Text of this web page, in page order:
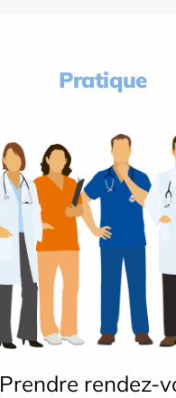
Pratique
Prendre rendez-